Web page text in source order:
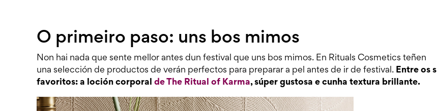
O primeiro paso: uns bos mimos
Non hai nada que sente mellor antes dun festival que uns bos mimos. En Rituals Cosmetics teñen
una selección de productos de verán perfectos para preparar a pel antes de ir de festival. Entre os s
favoritos: a loción corporal de The Ritual of Karma, súper gustosa e cunha textura brillante.